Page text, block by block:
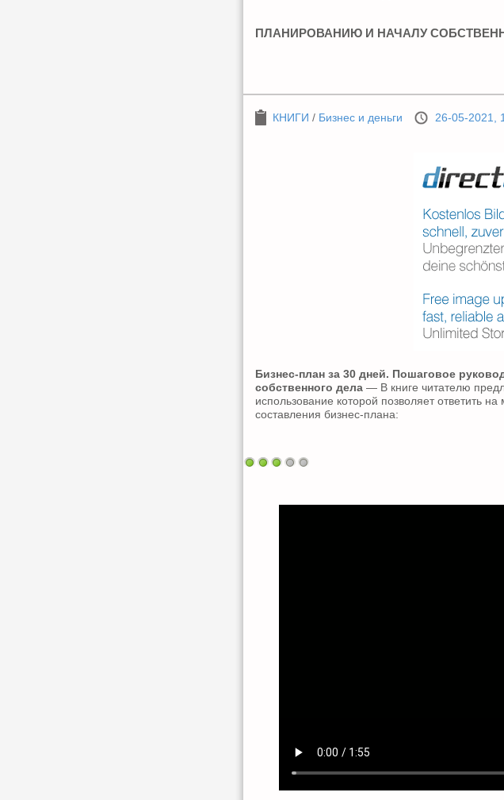
ПЛАНИРОВАНИЮ И НАЧАЛУ
КНИГИ / Бизнес и деньги 26-05-2021,
Бизнес-план за 30 дней. Пошаговое
собственного дела — В книге читателю
использование которой позволяет ответить
составления бизнес-плана: